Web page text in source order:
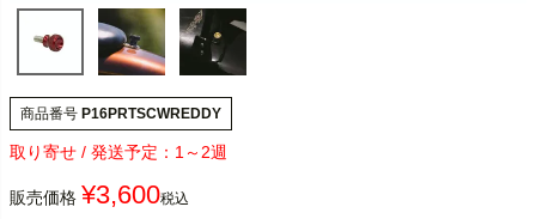
商品番号 P16PRTSCWREDDY
1～2週
販売価格 ¥3,600税込